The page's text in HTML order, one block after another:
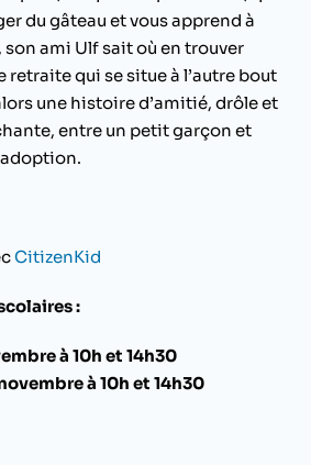
du gâteau et vous apprend à
son ami Ulf sait où en trouver
retraite qui se situe à l’autre bout
une histoire d’amitié, drôle et
entre un petit garçon et
CitizenKid
:
à 10h et 14h30
à 10h et 14h30